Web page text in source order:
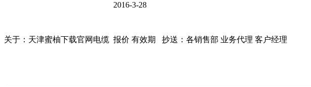
2016-3-28
关于：天津蜜柚下载官网电缆 报价 有效期 抄送：各销售部 业务代理 客户经理